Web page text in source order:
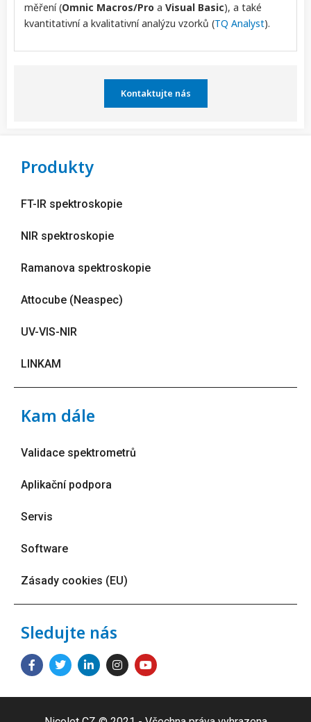
měření (Omnic Macros/Pro a Visual Basic), a také
kvantitativní a kvalitativní analýzu vzorků (TQ Analyst).
Kontaktujte nás
Produkty
FT-IR spektroskopie
NIR spektroskopie
Ramanova spektroskopie
Attocube (Neaspec)
UV-VIS-NIR
LINKAM
Kam dále
Validace spektrometrů
Aplikační podpora
Servis
Software
Zásady cookies (EU)
Sledujte nás